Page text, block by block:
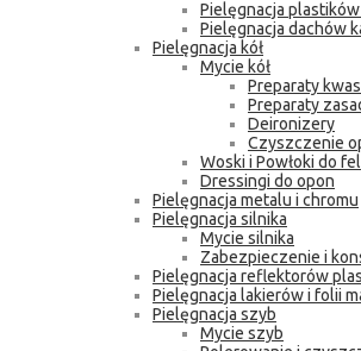
Pielęgnacja
Pielęgnacja dachów
Pielęgnacja kół
Mycie kół
Preparaty
Preparaty
Deironizery
Czyszczenie
Woski i Powłoki do
Dressingi do opon
Pielęgnacja metalu i chromu
Pielęgnacja silnika
Mycie silnika
Zabezpieczenie i
Pielęgnacja reflektorów
Pielęgnacja lakierów i folii
Pielęgnacja szyb
Mycie szyb